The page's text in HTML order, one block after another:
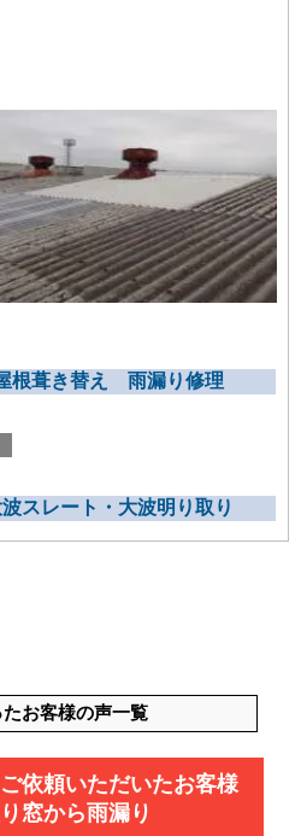
根葺き替え 雨漏り修理
スレート・大波明り取り
お客様の声一覧
依頼いただいたお客様
窓から雨漏り